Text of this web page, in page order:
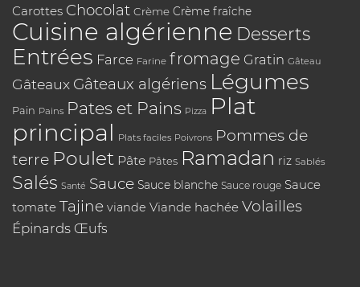
Carottes Chocolat Crème Crème fraîche
Cuisine algérienne Desserts
Entrées Farce Farine fromage Gratin Gâteau
Gâteaux Gâteaux algériens Légumes
Pain Pains Pates et Pains Pizza Plat
principal Plats faciles Poivrons Pommes de
terre Poulet Pâte Pâtes Ramadan riz Sablés
Salés Santé Sauce Sauce blanche Sauce rouge Sauce
tomate Tajine viande Viande hachée Volailles
Épinards Œufs